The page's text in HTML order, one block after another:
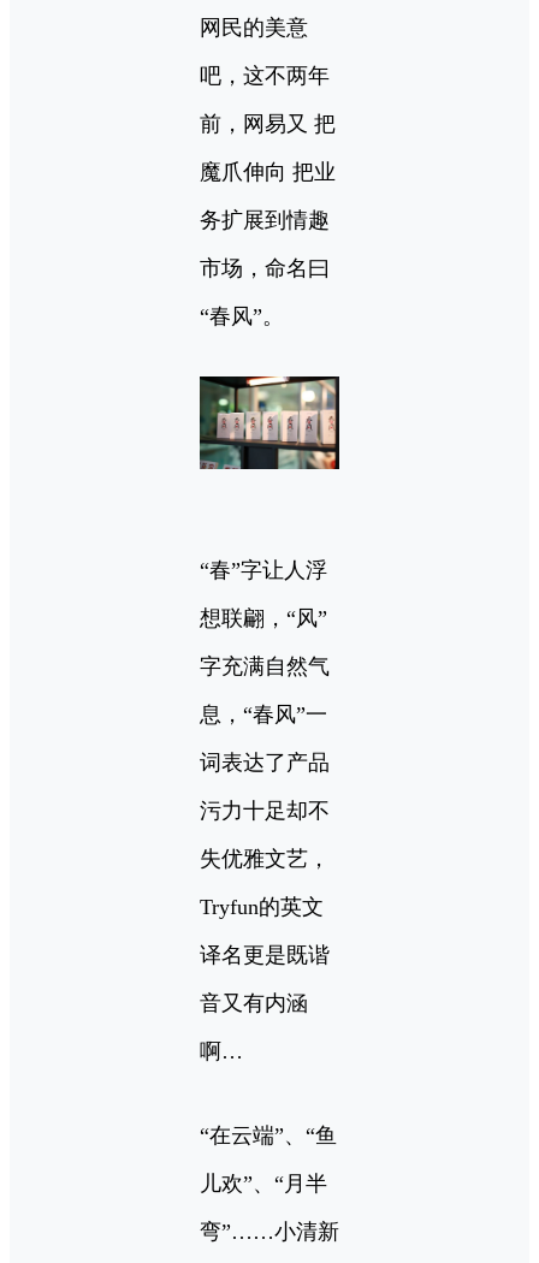
网民的美意
吧，这不两年
前，网易又 把
魔爪伸向 把业
务扩展到情趣
市场，命名曰
“春风”。
“春”字让人浮
想联翩，“风”
字充满自然气
息，“春风”一
词表达了产品
污力十足却不
失优雅文艺，
Tryfun的英文
译名更是既谐
音又有内涵
啊…
“在云端”、“鱼
儿欢”、“月半
弯”……小清新